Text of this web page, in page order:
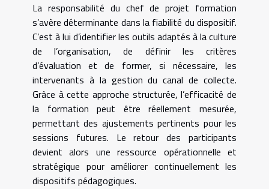
La responsabilité du chef de projet formation
s’avère déterminante dans la fiabilité du dispositif.
C’est à lui d’identifier les outils adaptés à la culture
de l’organisation, de définir les critères
d’évaluation et de former, si nécessaire, les
intervenants à la gestion du canal de collecte.
Grâce à cette approche structurée, l’efficacité de
la formation peut être réellement mesurée,
permettant des ajustements pertinents pour les
sessions futures. Le retour des participants
devient alors une ressource opérationnelle et
stratégique pour améliorer continuellement les
dispositifs pédagogiques.